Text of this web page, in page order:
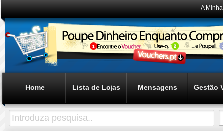
A
Home Lista de Lojas Mensagens Gestão